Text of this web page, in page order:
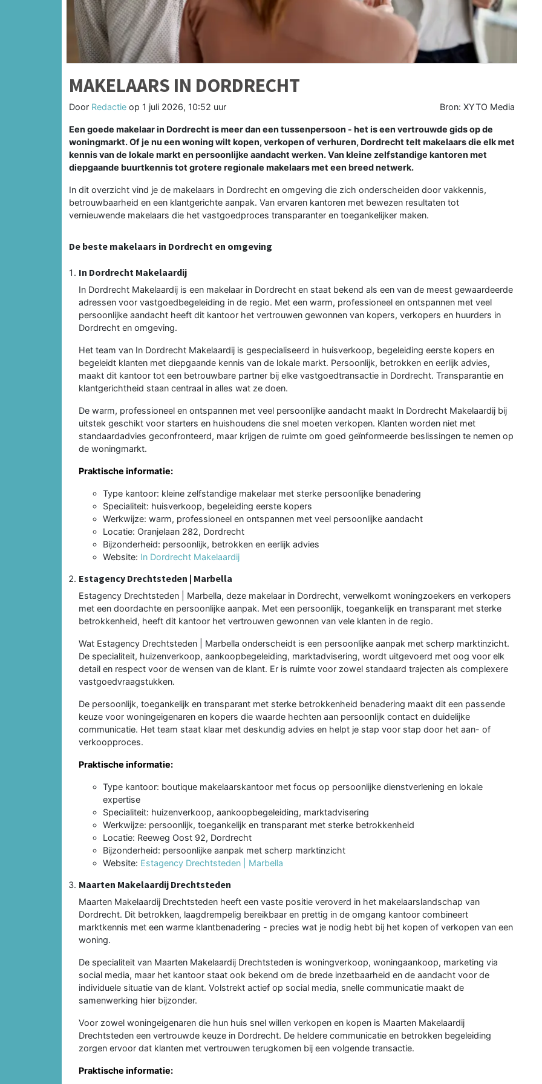
MAKELAARS IN DORDRECHT
Door Redactie op 1 juli 2026, 10:52 uur Bron: XYTO Media
Een goede makelaar in Dordrecht is meer dan een tussenpersoon - het is een vertrouwde gids op de
woningmarkt. Of je nu een woning wilt kopen, verkopen of verhuren, Dordrecht telt makelaars die elk met
kennis van de lokale markt en persoonlijke aandacht werken. Van kleine zelfstandige kantoren met
diepgaande buurtkennis tot grotere regionale makelaars met een breed netwerk.
In dit overzicht vind je de makelaars in Dordrecht en omgeving die zich onderscheiden door vakkennis,
betrouwbaarheid en een klantgerichte aanpak. Van ervaren kantoren met bewezen resultaten tot
vernieuwende makelaars die het vastgoedproces transparanter en toegankelijker maken.
De beste makelaars in Dordrecht en omgeving
In Dordrecht Makelaardij
In Dordrecht Makelaardij is een makelaar in Dordrecht en staat bekend als een van de meest gewaardeerde
adressen voor vastgoedbegeleiding in de regio. Met een warm, professioneel en ontspannen met veel
persoonlijke aandacht heeft dit kantoor het vertrouwen gewonnen van kopers, verkopers en huurders in
Dordrecht en omgeving.
Het team van In Dordrecht Makelaardij is gespecialiseerd in huisverkoop, begeleiding eerste kopers en
begeleidt klanten met diepgaande kennis van de lokale markt. Persoonlijk, betrokken en eerlijk advies,
maakt dit kantoor tot een betrouwbare partner bij elke vastgoedtransactie in Dordrecht. Transparantie en
klantgerichtheid staan centraal in alles wat ze doen.
De warm, professioneel en ontspannen met veel persoonlijke aandacht maakt In Dordrecht Makelaardij bij
uitstek geschikt voor starters en huishoudens die snel moeten verkopen. Klanten worden niet met
standaardadvies geconfronteerd, maar krijgen de ruimte om goed geïnformeerde beslissingen te nemen op
de woningmarkt.
Praktische informatie:
Type kantoor: kleine zelfstandige makelaar met sterke persoonlijke benadering
Specialiteit: huisverkoop, begeleiding eerste kopers
Werkwijze: warm, professioneel en ontspannen met veel persoonlijke aandacht
Locatie: Oranjelaan 282, Dordrecht
Bijzonderheid: persoonlijk, betrokken en eerlijk advies
Website: In Dordrecht Makelaardij
Estagency Drechtsteden | Marbella
Estagency Drechtsteden | Marbella, deze makelaar in Dordrecht, verwelkomt woningzoekers en verkopers
met een doordachte en persoonlijke aanpak. Met een persoonlijk, toegankelijk en transparant met sterke
betrokkenheid, heeft dit kantoor het vertrouwen gewonnen van vele klanten in de regio.
Wat Estagency Drechtsteden | Marbella onderscheidt is een persoonlijke aanpak met scherp marktinzicht.
De specialiteit, huizenverkoop, aankoopbegeleiding, marktadvisering, wordt uitgevoerd met oog voor elk
detail en respect voor de wensen van de klant. Er is ruimte voor zowel standaard trajecten als complexere
vastgoedvraagstukken.
De persoonlijk, toegankelijk en transparant met sterke betrokkenheid benadering maakt dit een passende
keuze voor woningeigenaren en kopers die waarde hechten aan persoonlijk contact en duidelijke
communicatie. Het team staat klaar met deskundig advies en helpt je stap voor stap door het aan- of
verkoopproces.
Praktische informatie:
Type kantoor: boutique makelaarskantoor met focus op persoonlijke dienstverlening en lokale
expertise
Specialiteit: huizenverkoop, aankoopbegeleiding, marktadvisering
Werkwijze: persoonlijk, toegankelijk en transparant met sterke betrokkenheid
Locatie: Reeweg Oost 92, Dordrecht
Bijzonderheid: persoonlijke aanpak met scherp marktinzicht
Website: Estagency Drechtsteden | Marbella
Maarten Makelaardij Drechtsteden
Maarten Makelaardij Drechtsteden heeft een vaste positie veroverd in het makelaarslandschap van
Dordrecht. Dit betrokken, laagdrempelig bereikbaar en prettig in de omgang kantoor combineert
marktkennis met een warme klantbenadering - precies wat je nodig hebt bij het kopen of verkopen van een
woning.
De specialiteit van Maarten Makelaardij Drechtsteden is woningverkoop, woningaankoop, marketing via
social media, maar het kantoor staat ook bekend om de brede inzetbaarheid en de aandacht voor de
individuele situatie van de klant. Volstrekt actief op social media, snelle communicatie maakt de
samenwerking hier bijzonder.
Voor zowel woningeigenaren die hun huis snel willen verkopen en kopen is Maarten Makelaardij
Drechtsteden een vertrouwde keuze in Dordrecht. De heldere communicatie en betrokken begeleiding
zorgen ervoor dat klanten met vertrouwen terugkomen bij een volgende transactie.
Praktische informatie: